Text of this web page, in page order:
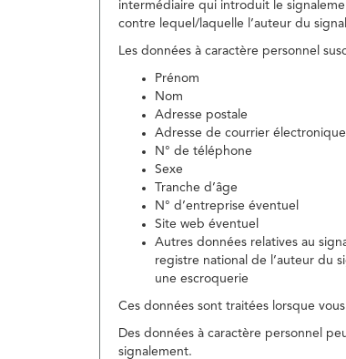
intermédiaire qui introduit le
contre lequel/laquelle l’auteur du
Les données à caractère personnel
Prénom
Nom
Adresse postale
Adresse de courrier électronique
N° de téléphone
Sexe
Tranche d’âge
N° d’entreprise éventuel
Site web éventuel
Autres données relatives au
registre national de l’auteur du
une escroquerie
Ces données sont traitées lorsque
Des données à caractère personnel
signalement.